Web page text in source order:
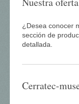
¿Desea conocer
sección de
detallada.
Cerratec-